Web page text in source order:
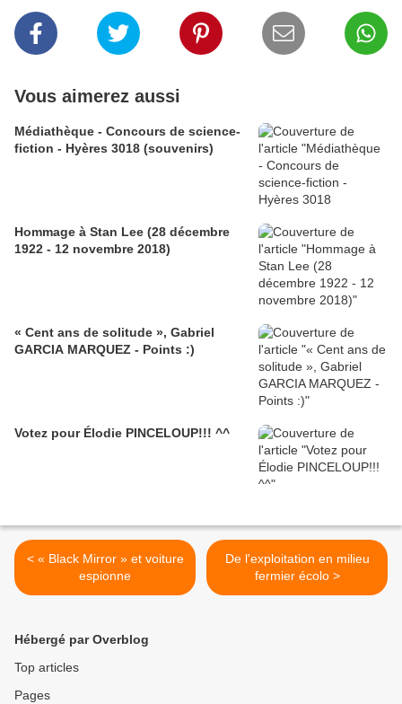
Vous aimerez aussi
Médiathèque - Concours de science-
fiction - Hyères 3018 (souvenirs)
Hommage à Stan Lee (28 décembre
1922 - 12 novembre 2018)
« Cent ans de solitude », Gabriel
GARCIA MARQUEZ - Points :)
Votez pour Élodie PINCELOUP!!! ^^
< « Black Mirror » et voiture
espionne
De l'exploitation en milieu
fermier écolo >
Hébergé par Overblog
Top articles
Pages